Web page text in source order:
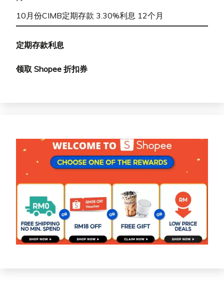
10月份CIMB定期存款 3.30%利息 12个月
定期存款利息
领取 Shopee 折扣券